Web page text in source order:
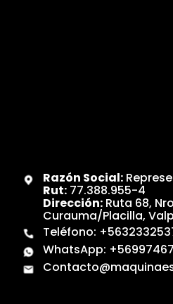
Razón Social:
Rut:77.388.955-4
Dirección:Ruta 68,
Curauma/Placilla,
Teléfono:
WhatsApp: